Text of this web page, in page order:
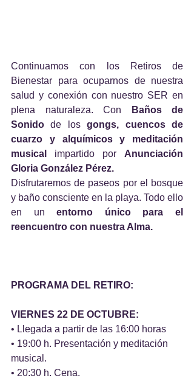
Continuamos con los Retiros de
Bienestar para ocuparnos de nuestra
salud y conexión con nuestro SER en
plena naturaleza. Con
Baños de
Sonido de los gongs, cuencos de
cuarzo y alquímicos y meditación
musical
impartido por Anunciación
Gloria González Pérez.
Disfrutaremos de paseos por el bosque
y baño consciente en la playa. Todo ello
en un entorno único para el
reencuentro con nuestra Alma.
PROGRAMA DEL RETIRO:
VIERNES 22 DE OCTUBRE:
• Llegada a partir de las 16:00 horas
• 19:00 h. Presentación y meditación
musical.
• 20:30 h. Cena.